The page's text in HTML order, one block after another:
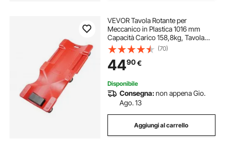
VEVOR Tavola Rotante per
Meccanico in Plastica 1016 mm
Capacità Carico 158,8kg, Tavola
Rotante per Officina Automobilistica
6 Ruote Design Ergonomico,
Poggiatesta Imbottito Due Vassoi
per Attrezzi
(70)
4490€
Disponibile
Consegna:non appena Gio.
Ago. 13
Aggiungi al carrello